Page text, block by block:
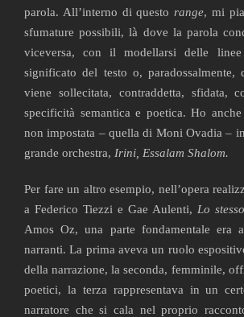
parola. All’interno di questorange, mi
sfumature possibili, là dove la parola
viceversa, con il modellarsi delle
significato del testo o, paradossalmente,
viene sollecitata, contraddetta, sfidata,
specificità semantica e poetica. Ho
non impostata – quella di Moni Ovadia –
grande orchestra, Irini, Essalam Shalom.
Per fare un altro esempio, nell’opera
a Federico Tiezzi e Gae Aulenti, Lo
Amos Oz, una parte fondamentale era
narranti. La prima aveva un ruolo
della narrazione, la seconda, femminile,
poetici, la terza rappresentava in un
narratore che si cala nel proprio